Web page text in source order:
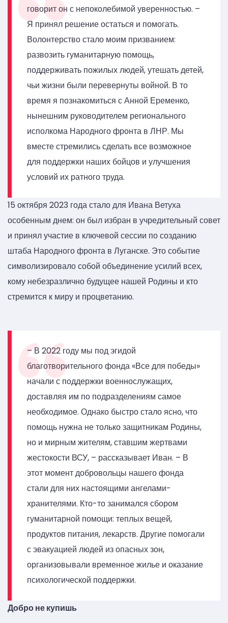
говорит он с непоколебимой уверенностью. –
Я принял решение остаться и помогать.
Волонтерство стало моим призванием:
развозить гуманитарную помощь,
поддерживать пожилых людей, утешать детей,
чьи жизни были перевернуты войной. В то
время я познакомиться с Анной Еременко,
нынешним руководителем регионального
исполкома Народного фронта в ЛНР. Мы
вместе стремились сделать все возможное
для поддержки наших бойцов и улучшения
условий их ратного труда.
15 октября 2023 года стало для Ивана Ветуха
особенным днем: он был избран в учредительный совет
и принял участие в ключевой сессии по созданию
штаба Народного фронта в Луганске. Это событие
символизировало собой объединение усилий всех,
кому небезразлично будущее нашей Родины и кто
стремится к миру и процветанию.
– В 2022 году мы под эгидой
благотворительного фонда «Все для победы»
начали с поддержки военнослужащих,
доставляя им по подразделениям самое
необходимое. Однако быстро стало ясно, что
помощь нужна не только защитникам Родины,
но и мирным жителям, ставшим жертвами
жестокости ВСУ, – рассказывает Иван. – В
этот момент добровольцы нашего фонда
стали для них настоящими ангелами-
хранителями. Кто-то занимался сбором
гуманитарной помощи: теплых вещей,
продуктов питания, лекарств. Другие помогали
с эвакуацией людей из опасных зон,
организовывали временное жилье и оказание
психологической поддержки.
Добро не купишь